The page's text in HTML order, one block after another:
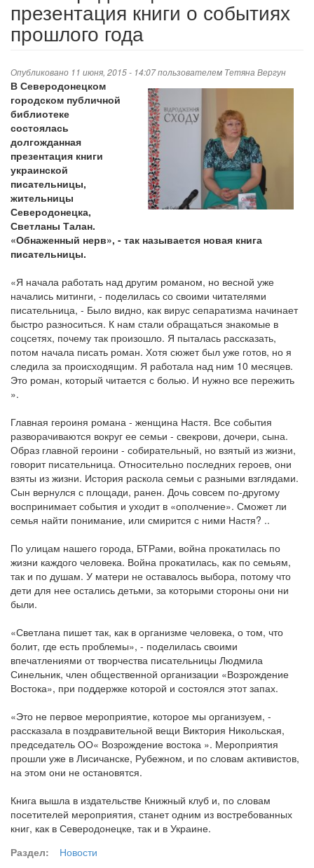
презентация книги о событиях
прошлого года
Опубликовано 11 июня, 2015 - 14:07 пользователем Тетяна Вергун
В Северодонецком
городском публичной
библиотеке
состоялась
долгожданная
презентация книги
украинской
писательницы,
жительницы
Северодонецка,
Светланы Талан.
«Обнаженный нерв», - так называется новая книга
писательницы.
«Я начала работать над другим романом, но весной уже
начались митинги, - поделилась со своими читателями
писательница, - Было видно, как вирус сепаратизма начинает
быстро разноситься. К нам стали обращаться знакомые в
соцсетях, почему так произошло. Я пыталась рассказать,
потом начала писать роман. Хотя сюжет был уже готов, но я
следила за происходящим. Я работала над ним 10 месяцев.
Это роман, который читается с болью. И нужно все пережить
».
Главная героиня романа - женщина Настя. Все события
разворачиваются вокруг ее семьи - свекрови, дочери, сына.
Образ главной героини - собирательный, но взятый из жизни,
говорит писательница. Относительно последних героев, они
взяты из жизни. История раскола семьи с разными взглядами.
Сын вернулся с площади, ранен. Дочь совсем по-другому
воспринимает события и уходит в «ополчение». Сможет ли
семья найти понимание, или смирится с ними Настя? ..
По улицам нашего города, БТРами, война прокатилась по
жизни каждого человека. Война прокатилась, как по семьям,
так и по душам. У матери не оставалось выбора, потому что
дети для нее остались детьми, за которыми стороны они ни
были.
«Светлана пишет так, как в организме человека, о том, что
болит, где есть проблемы», - поделилась своими
впечатлениями от творчества писательницы Людмила
Синельник, член общественной организации «Возрождение
Востока», при поддержке которой и состоялся этот запах.
«Это не первое мероприятие, которое мы организуем, -
рассказала в поздравительной вещи Виктория Никольская,
председатель ОО« Возрождение востока ». Мероприятия
прошли уже в Лисичанске, Рубежном, и по словам активистов,
на этом они не остановятся.
Книга вышла в издательстве Книжный клуб и, по словам
посетителей мероприятия, станет одним из востребованных
книг, как в Северодонецке, так и в Украине.
Раздел:
Новости